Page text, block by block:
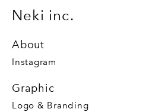
Neki inc.
About
Instagram
Graphic
Logo & Branding